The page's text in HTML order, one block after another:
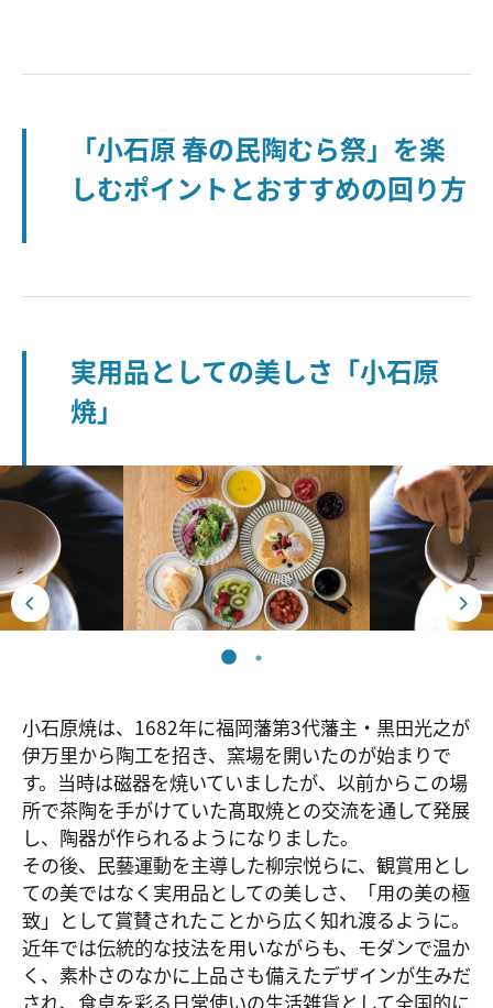
「小石原 春の民陶むら祭」を楽
しむポイントとおすすめの回り方
実用品としての美しさ「小石原
焼」
小石原焼は、1682年に福岡藩第3代藩主・黒田光之が
伊万里から陶工を招き、窯場を開いたのが始まりで
す。当時は磁器を焼いていましたが、以前からこの場
所で茶陶を手がけていた髙取焼との交流を通して発展
し、陶器が作られるようになりました。
その後、民藝運動を主導した柳宗悦らに、観賞用とし
ての美ではなく実用品としての美しさ、「用の美の極
致」として賞賛されたことから広く知れ渡るように。
近年では伝統的な技法を用いながらも、モダンで温か
く、素朴さのなかに上品さも備えたデザインが生みだ
され、食卓を彩る日常使いの生活雑貨として全国的に